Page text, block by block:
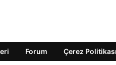
Forum Çerez Politikası